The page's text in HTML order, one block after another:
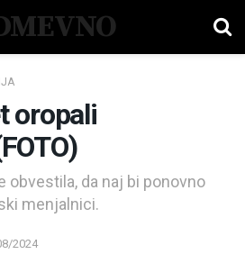
oropali
obvestila, da naj bi ponovno
menjalnici.
2024